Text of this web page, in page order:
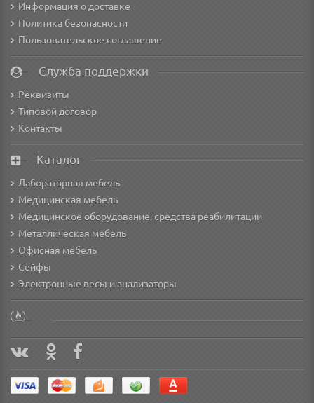
Информация о доставке
Политика безопасности
Пользовательское соглашение
Служба поддержки
Реквизиты
Типовой договор
Контакты
Каталог
Лабораторная мебель
Медицинская мебель
Медицинское оборудование, средства реабилитации
Металлическая мебель
Офисная мебель
Сейфы
Электронные весы и анализаторы